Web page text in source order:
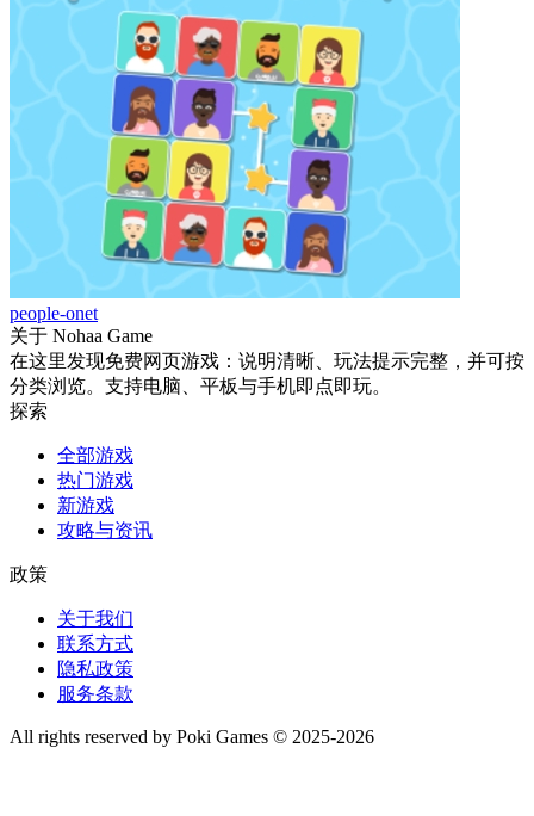
people-onet
关于 Nohaa Game
在这里发现免费网页游戏：说明清晰、玩法提示完整，并可按
分类浏览。支持电脑、平板与手机即点即玩。
探索
全部游戏
热门游戏
新游戏
攻略与资讯
政策
关于我们
联系方式
隐私政策
服务条款
All rights reserved by Poki Games © 2025-2026